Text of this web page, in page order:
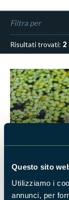
Questo sito
Utilizziamo i
annunci, per
Filtra per
Risultati trovati: 2
FAUNA